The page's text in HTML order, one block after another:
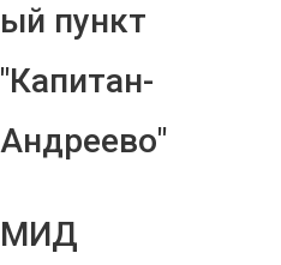
ый пункт
"Капитан-
Андреево"
МИД